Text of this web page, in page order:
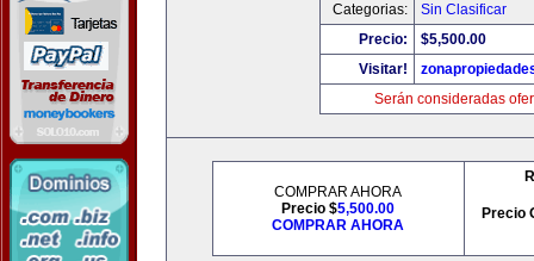
Categorias:
Sin Clasificar
Precio:
$5,500.00
Visitar!
Serán consideradas
COMPRAR AHORA
Precio $5,500.00
COMPRAR AHORA
Precio